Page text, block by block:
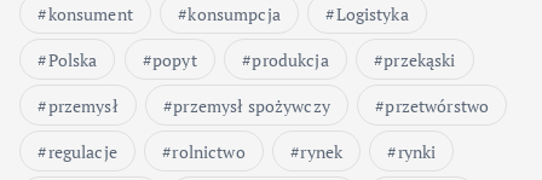
konsument
konsumpcja
Logistyka
Polska
popyt produkcja
przekąski
przemysł
przemysł spożywczy
przetwórstwo
regulacje
rolnictwo rynek
rynki